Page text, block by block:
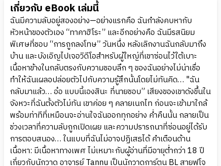
เกี่ยวกับ eBook เล่มนี้
ฉันมีความลับอยู่สองอย่าง—อย่างแรกคือ ฉันกำลังคบหากับ
หัวหน้าของตัวเอง “ทาคาฮิโระ” และอีกอย่างคือ ฉันมีรสนิยม
พิเศษที่ชอบ “การถูกลงโทษ” วันหนึ่ง หลังเลิกงานฉันกลับมาถึง
บ้าน และบังเอิญไปเจอวิดีโอสำหรับผู้ใหญ่ที่เขาซ่อนไว้ใต้เบาะ
เนื้อหาข้างในกลับตรงกับความชอบลึก ๆ ของฉันอย่างไม่น่าเชื่อ
ทำให้ฉันเผลอปล่อยตัวไปกับความรู้สึกนั้นโดยไม่ทันคิด… "ฉัน
กลับมาแล้ว… อ๋อ แบบนี้เองสินะ ที่นายชอบ” เสียงของเขาดังขึ้นใน
จังหวะที่ฉันตั้งตัวไม่ทัน เขาค่อย ๆ คลายเนกไท ก่อนจะเข้ามาใกล้
พร้อมท่าทีที่เหมือนจะอ่านใจฉันออกทุกอย่าง ค่ำคืนนั้น กลายเป็น
ช่วงเวลาที่ความลับถูกเปิดเผย และความปรารถนาที่ซ่อนอยู่ได้รับ
การตอบสนอง… ในแบบที่ฉันไม่อาจปฏิเสธได้ คำเตือนด้าน
เนื้อหา: มีเนื้อหาทางเพศ ไม่เหมาะกับผู้อ่านที่มีอายุต่ำกว่า 18 ปี
เกี่ยวกับนักวาด อาจารย์ Tannu เป็นนักวาดการ์ตูน BL สายฟุโจ